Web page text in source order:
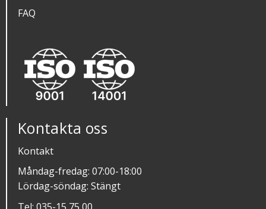
FAQ
Kontakta oss
Kontakt
Måndag-fredag: 07:00-18:00
Lördag-söndag: Stängt